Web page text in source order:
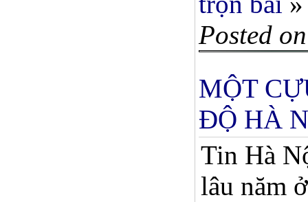
Posted
MỘT
ĐỘ HÀ
Tin Hà
lâu năm